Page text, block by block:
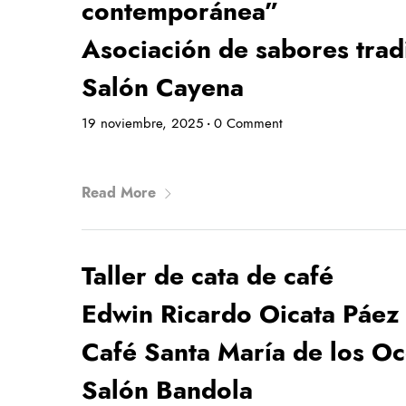
contemporánea”
Asociación de sabores
Salón Cayena
19 noviembre, 2025 • 0 Comment
Read More
Taller de cata de café
Edwin Ricardo Oicata Páez
Café Santa María de los
Salón Bandola